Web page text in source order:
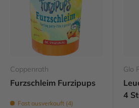
Coppenrath
Furzschleim Furzipups
Fast ausverkauft (4)
Glo
4